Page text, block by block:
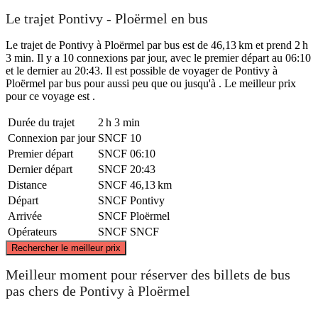
Le trajet Pontivy - Ploërmel en bus
Le trajet de Pontivy à Ploërmel par bus est de 46,13 km et prend 2 h
3 min. Il y a 10 connexions par jour, avec le premier départ au 06:10
et le dernier au 20:43. Il est possible de voyager de Pontivy à
Ploërmel par bus pour aussi peu que ou jusqu'à . Le meilleur prix
pour ce voyage est .
Durée du trajet
2 h 3 min
Connexion par jour SNCF 10
Premier départ
SNCF 06:10
Dernier départ
SNCF 20:43
Distance
SNCF 46,13 km
Départ
SNCF Pontivy
Arrivée
SNCF Ploërmel
Opérateurs
SNCF SNCF
Rechercher le meilleur prix
Pontivy
Meilleur moment pour réserver des billets de bus
pas chers de Pontivy à Ploërmel